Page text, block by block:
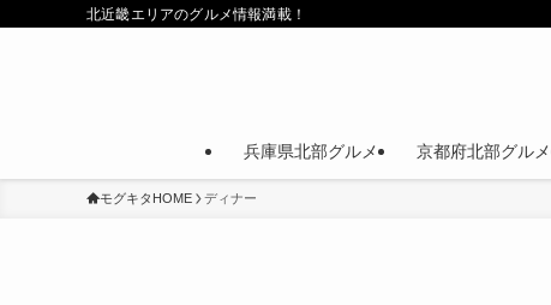
北近畿エリアのグルメ情報満載！
兵庫県北部グルメ 京都府北部グルメ
モグキタHOME ディナー